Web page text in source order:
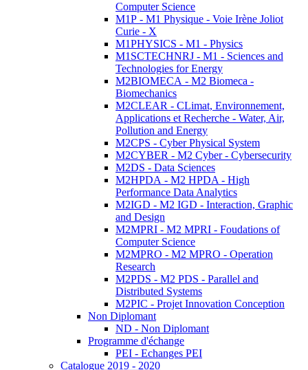
Computer Science
M1P - M1 Physique - Voie Irène Joliot
Curie - X
M1PHYSICS - M1 - Physics
M1SCTECHNRJ - M1 - Sciences and
Technologies for Energy
M2BIOMECA - M2 Biomeca -
Biomechanics
M2CLEAR - CLimat, Environnement,
Applications et Recherche - Water, Air,
Pollution and Energy
M2CPS - Cyber Physical System
M2CYBER - M2 Cyber - Cybersecurity
M2DS - Data Sciences
M2HPDA - M2 HPDA - High
Performance Data Analytics
M2IGD - M2 IGD - Interaction, Graphic
and Design
M2MPRI - M2 MPRI - Foudations of
Computer Science
M2MPRO - M2 MPRO - Operation
Research
M2PDS - M2 PDS - Parallel and
Distributed Systems
M2PIC - Projet Innovation Conception
Non Diplomant
ND - Non Diplomant
Programme d'échange
PEI - Echanges PEI
Catalogue 2019 - 2020